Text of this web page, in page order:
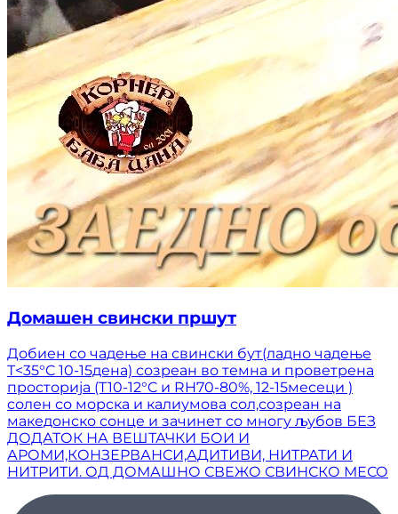
Домашен свински пршут
Добиен со чадење на свински бут(ладно чадење
Т<35°C 10-15дена) созреан во темна и проветрена
просторија (T10-12°C и RH70-80%, 12-15месеци )
солен со морска и калиумова сол,созреан на
македонско сонце и зачинет со многу љубов БЕЗ
ДОДАТОК НА ВЕШТАЧКИ БОИ И
АРОМИ,КОНЗЕРВАНСИ,АДИТИВИ, НИТРАТИ И
НИТРИТИ. ОД ДОМАШНО СВЕЖО СВИНСКО МЕСО